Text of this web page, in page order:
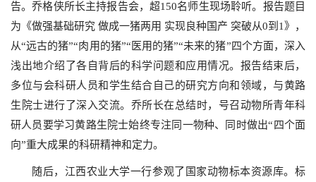
告。乔格侠所长主持报告会，超150名师生现场聆听。报告题目
为《做强基础研究 做成一猪两用 实现良种国产 突破从0到1》，
从“远古的猪”“肉用的猪”“医用的猪”“未来的猪”四个方面，深入
浅出地介绍了各自背后的科学问题和应用情况。报告结束后，
多位与会科研人员和学生结合自己的研究方向和领域，与黄路
生院士进行了深入交流。乔所长在总结时，号召动物所青年科
研人员要学习黄路生院士始终专注同一物种、同时做出“四个面
向”重大成果的科研精神和定力。
随后，江西农业大学一行参观了国家动物标本资源库。标